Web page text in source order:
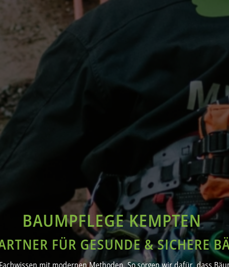
BAUMPFLEGE KEMPTEN
FÜR GESUNDE & SICHERE
mit modernen Methoden. So sorgen wir dafür, dass